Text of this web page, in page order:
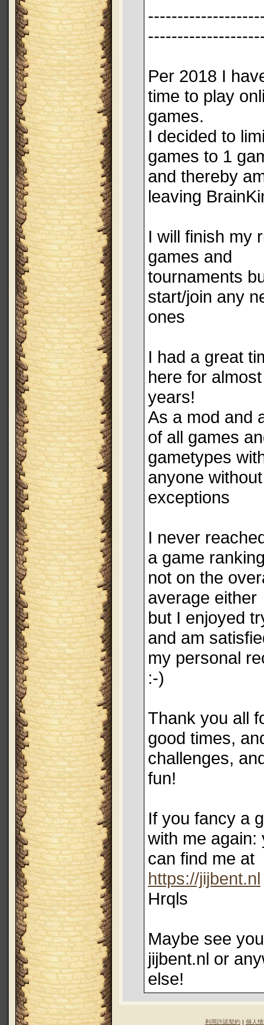
Per 2018 I
time to play
games.
I decided to
games to 1
and thereby
leaving
I will finish my
games and
tournaments
start/join any
ones
I had a great
here for
years!
As a mod and
of all games
gametypes
anyone without
exceptions
I never
a game
not on the
average either
but I enjoyed
and am
my personal
:-)
Thank you all
good times,
challenges,
fun!
If you fancy a
with me again:
can find me at
https://jijbent.nl
Hrqls
Maybe see
jijbent.nl or
else!
利用許諾契約| 個人